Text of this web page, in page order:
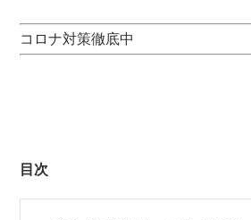
コロナ対策徹底中
目次